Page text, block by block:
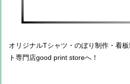
オリジナルTシャツ・のぼり制作・看
ト専門店good print storeへ！